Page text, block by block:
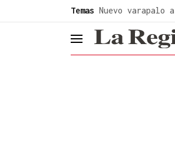
Temas Nuevo varapalo a
header.menu.open